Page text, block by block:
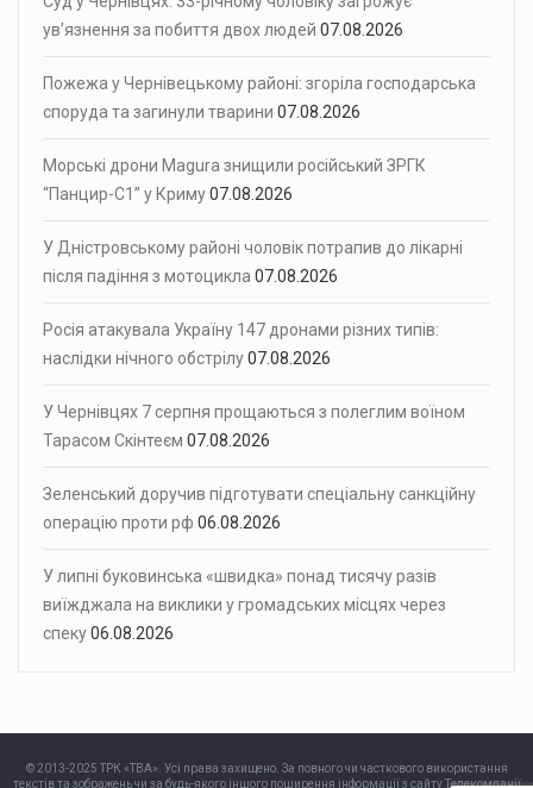
ув’язнення за побиття двох людей 07.08.2026
Пожежа у Чернівецькому районі: згоріла господарська
споруда та загинули тварини 07.08.2026
Морські дрони Magura знищили російський ЗРГК
“Панцир-С1” у Криму07.08.2026
У Дністровському районі чоловік потрапив до лікарні
після падіння з мотоцикла 07.08.2026
Росія атакувала Україну 147 дронами різних типів:
наслідки нічного обстрілу07.08.2026
У Чернівцях 7 серпня прощаються з полеглим воїном
Тарасом Скінтеєм 07.08.2026
Зеленський доручив підготувати спеціальну санкційну
операцію проти рф 06.08.2026
У липні буковинська «швидка» понад тисячу разів
виїжджала на виклики у громадських місцях через
спеку06.08.2026
© 2013-2025 ТРК «ТВА». Усі права захищено. За повного чи часткового використання
текстів та зображень чи за будь-якого іншого поширення інформації з сайту Телекомпанії